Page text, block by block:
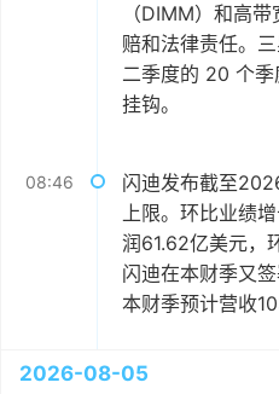
（DIMM）和高
赔和法律责任。
二季度的 20 个
挂钩。
08:46
闪迪发布截至
上限。环比业绩
润61.62亿美元，
闪迪在本财季又
本财季预计营收
2026-08-05